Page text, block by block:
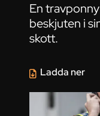
En
beskjuten i
skott.
Ladda ner